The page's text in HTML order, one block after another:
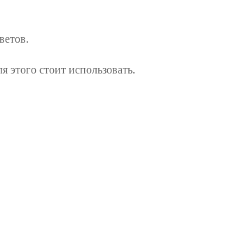
стоит использовать.